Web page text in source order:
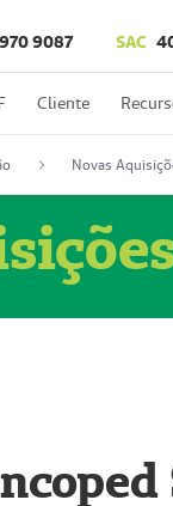
9087 SAC
Cliente
Novas